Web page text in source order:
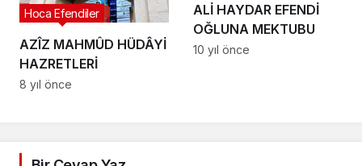
AZÎZ MAHMÛD HÜDÂYİ
HAZRETLERİ
Hoca Efendiler
8 yıl önce
ALİ HAYDAR EFENDİ
OĞLUNA MEKTUBU
10 yıl önce